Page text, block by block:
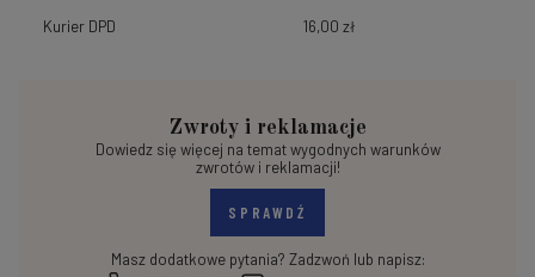
Kurier DPD 16,00 zł
Zwroty i reklamacje
Dowiedz się więcej na temat wygodnych warunków
zwrotów i reklamacji!
SPRAWDŹ
Masz dodatkowe pytania? Zadzwoń lub napisz: